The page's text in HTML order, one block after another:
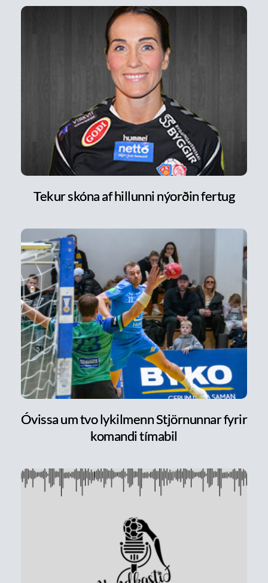
Tekur skóna af hillunni nýorðin fertug
Óvissa um tvo lykilmenn Stjörnunnar fyrir
komandi tímabil